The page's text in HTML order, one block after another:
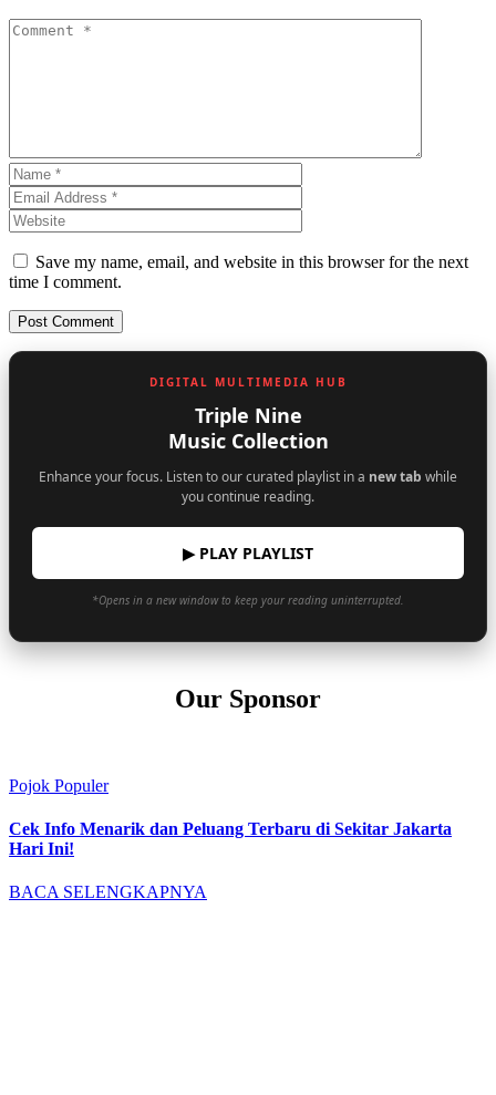
Save my name, email, and website in this browser for the next
time I comment.
DIGITAL MULTIMEDIA HUB
Triple Nine
Music Collection
Enhance your focus. Listen to our curated playlist in a new tab while
you continue reading.
▶ PLAY PLAYLIST
*Opens in a new window to keep your reading uninterrupted.
Our Sponsor
Pojok Populer
Cek Info Menarik dan Peluang Terbaru di Sekitar Jakarta
Hari Ini!
BACA SELENGKAPNYA